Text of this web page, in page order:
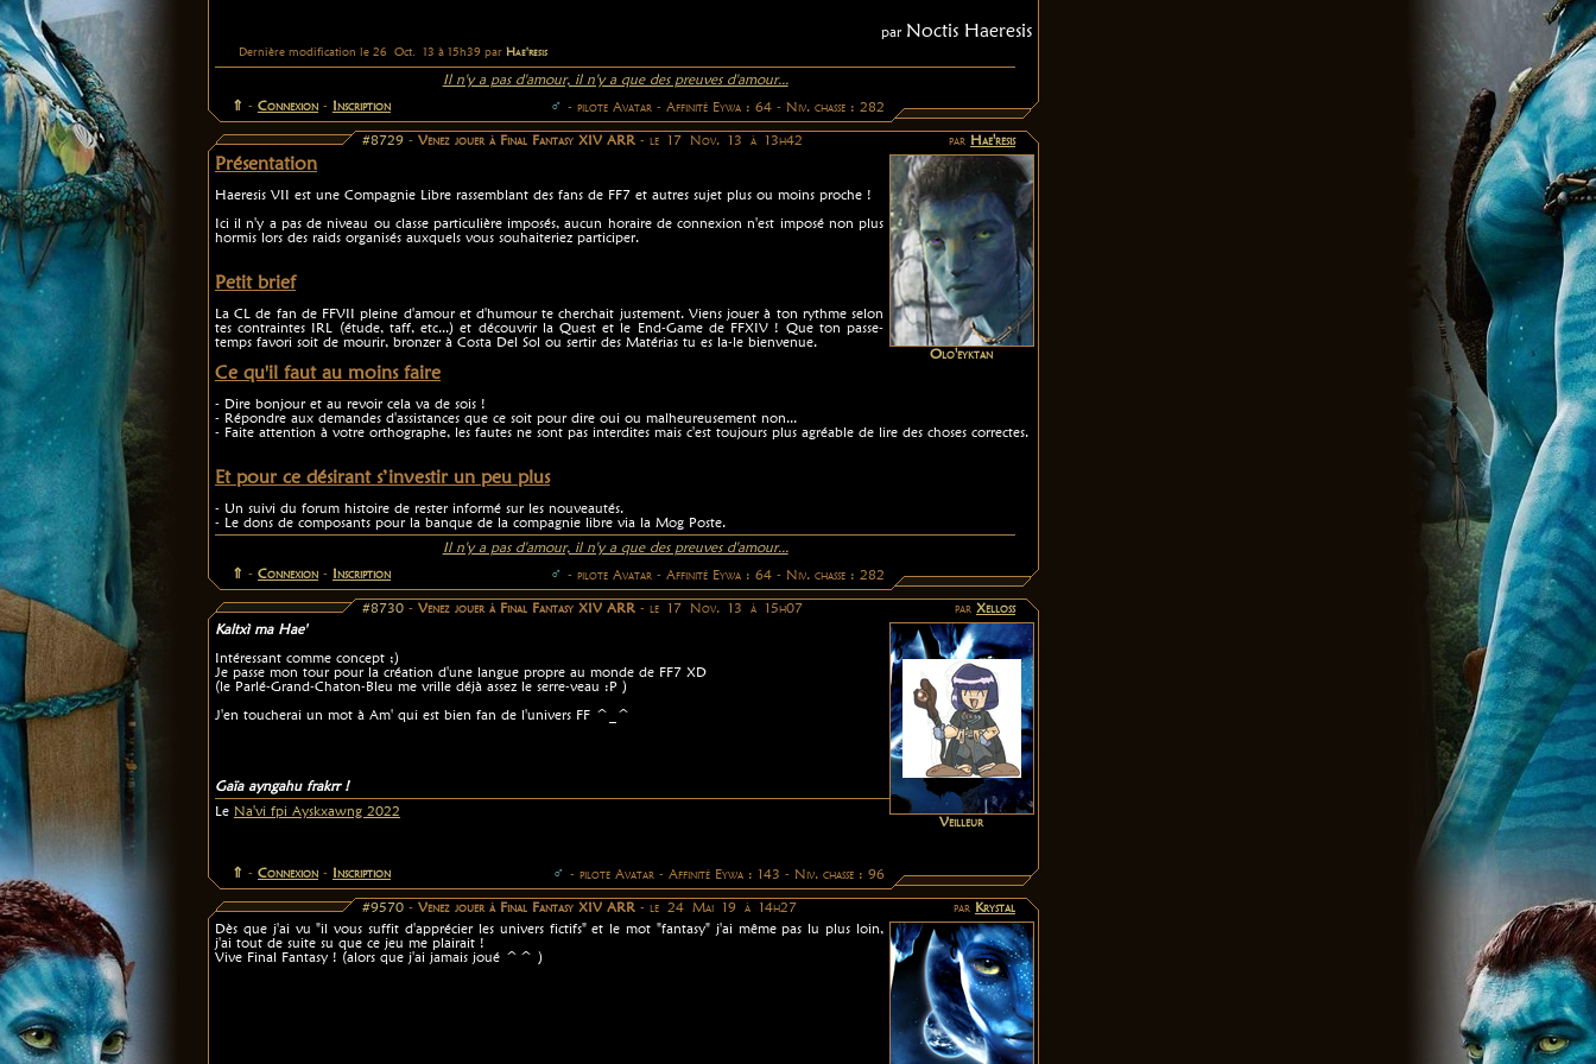
par Noctis Haeresis
Dernière modification le 26 Oct. 13 à 15h39 par Hae'resis
Il n'y a pas d'amour, il n'y a que des preuves d'amour...
⇑ - Connexion - Inscription ♂ - pilote Avatar - Affinité Eywa : 64 - Niv. chasse : 282
par Hae'resis
#8729 - Venez jouer à Final Fantasy XIV ARR - le 17 Nov. 13 à 13h42
Olo'eyktan
Présentation
Haeresis VII est une Compagnie Libre rassemblant des fans de FF7 et autres sujet plus ou moins proche !
Ici il n'y a pas de niveau ou classe particulière imposés, aucun horaire de connexion n'est imposé non plus
hormis lors des raids organisés auxquels vous souhaiteriez participer.
Petit brief
La CL de fan de FFVII pleine d'amour et d'humour te cherchait justement. Viens jouer à ton rythme selon
tes contraintes IRL (étude, taff, etc...) et découvrir la Quest et le End-Game de FFXIV ! Que ton passe-
temps favori soit de mourir, bronzer à Costa Del Sol ou sertir des Matérias tu es la-le bienvenue.
Ce qu'il faut au moins faire
- Dire bonjour et au revoir cela va de sois !
- Répondre aux demandes d'assistances que ce soit pour dire oui ou malheureusement non...
- Faite attention à votre orthographe, les fautes ne sont pas interdites mais c'est toujours plus agréable de lire des choses correctes.
Et pour ce désirant s’investir un peu plus
- Un suivi du forum histoire de rester informé sur les nouveautés.
- Le dons de composants pour la banque de la compagnie libre via la Mog Poste.
Il n'y a pas d'amour, il n'y a que des preuves d'amour...
⇑ - Connexion - Inscription ♂ - pilote Avatar - Affinité Eywa : 64 - Niv. chasse : 282
par Xelloss
#8730 - Venez jouer à Final Fantasy XIV ARR - le 17 Nov. 13 à 15h07
Veilleur
Kaltxì ma Hae'
Intéressant comme concept ;)
Je passe mon tour pour la création d'une langue propre au monde de FF7 XD
(le Parlé-Grand-Chaton-Bleu me vrille déjà assez le serre-veau :P )
J'en toucherai un mot à Am' qui est bien fan de l'univers FF ^_^
Gaïa ayngahu frakrr !
Le Na'vi fpi Ayskxawng 2022
⇑ - Connexion - Inscription ♂ - pilote Avatar - Affinité Eywa : 143 - Niv. chasse : 96
par Krystal
#9570 - Venez jouer à Final Fantasy XIV ARR - le 24 Mai 19 à 14h27
Dès que j'ai vu "il vous suffit d'apprécier les univers fictifs" et le mot "fantasy" j'ai même pas lu plus loin,
j'ai tout de suite su que ce jeu me plairait !
Vive Final Fantasy ! (alors que j'ai jamais joué ^^ )